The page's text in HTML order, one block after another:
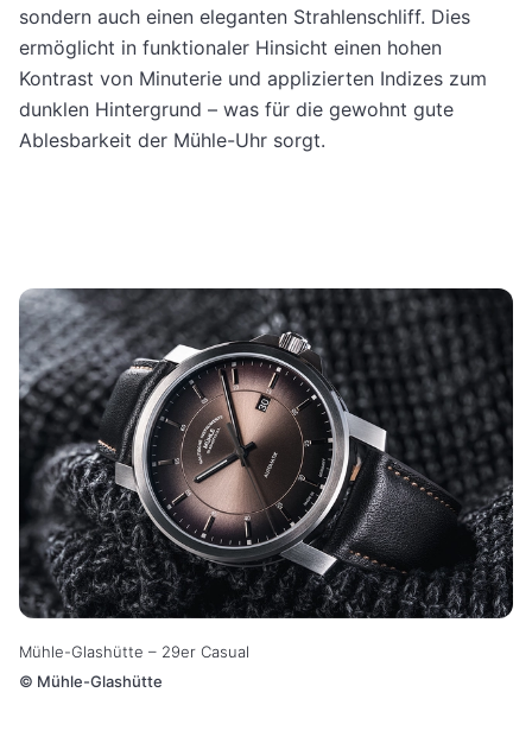
sondern auch einen eleganten Strahlenschliff. Dies
ermöglicht in funktionaler Hinsicht einen hohen
Kontrast von Minuterie und applizierten Indizes zum
dunklen Hintergrund – was für die gewohnt gute
Ablesbarkeit der Mühle-Uhr sorgt.
Mühle-Glashütte – 29er Casual
© Mühle-Glashütte